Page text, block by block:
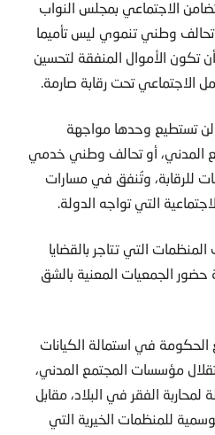
وطني تنموي ليس تأميما
تكون الأموال المنفقة لتحسين
الاجتماعي تحت رقابة صارمة.
المدني، أو تحالف وطني خدمي
للرقابة، وتُنفق في مسارات
التي تواجه الدولة.
حضور الجمعيات المعنية بالشق
مؤسسات المجتمع المدني،
الفقر في البلاد، مقابل
للمنظمات الخيرية التي
استمرار نفس الظروف ومعدلات